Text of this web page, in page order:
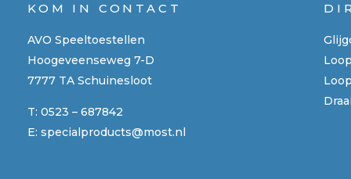
KOM IN CONTACT
AVO Speeltoestellen
Hoogeveenseweg 7-D
7777 TA Schuinesloot
T: 0523 – 687842
E: specialproducts@most.nl